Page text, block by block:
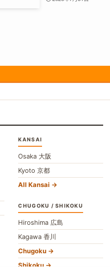
KANSAI
Osaka 大阪
Kyoto京都
All Kansai
CHUGOKU / SHIKOKU
Hiroshima 広島
Kagawa香川
Chugoku
Shikoku